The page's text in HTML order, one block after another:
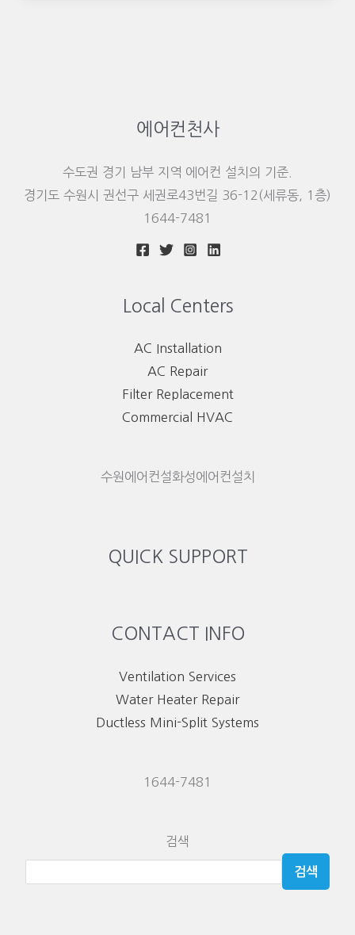
에어컨천사
수도권 경기 남부 지역 에어컨 설치의 기준.
경기도 수원시 권선구 세권로43번길 36-12(세류동, 1층)
1644-7481
Local Centers
AC Installation
AC Repair
Filter Replacement
Commercial HVAC
수원에어컨설화성에어컨설치
QUICK SUPPORT
CONTACT INFO
Ventilation Services
Water Heater Repair
Ductless Mini-Split Systems
1644-7481
검색
검색